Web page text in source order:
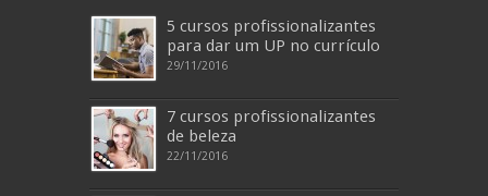
5 cursos profissionalizantes
para dar um UP no currículo
29/11/2016
7 cursos profissionalizantes
de beleza
22/11/2016